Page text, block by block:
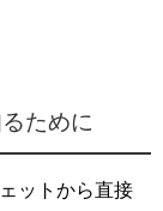
ために
ットから直接